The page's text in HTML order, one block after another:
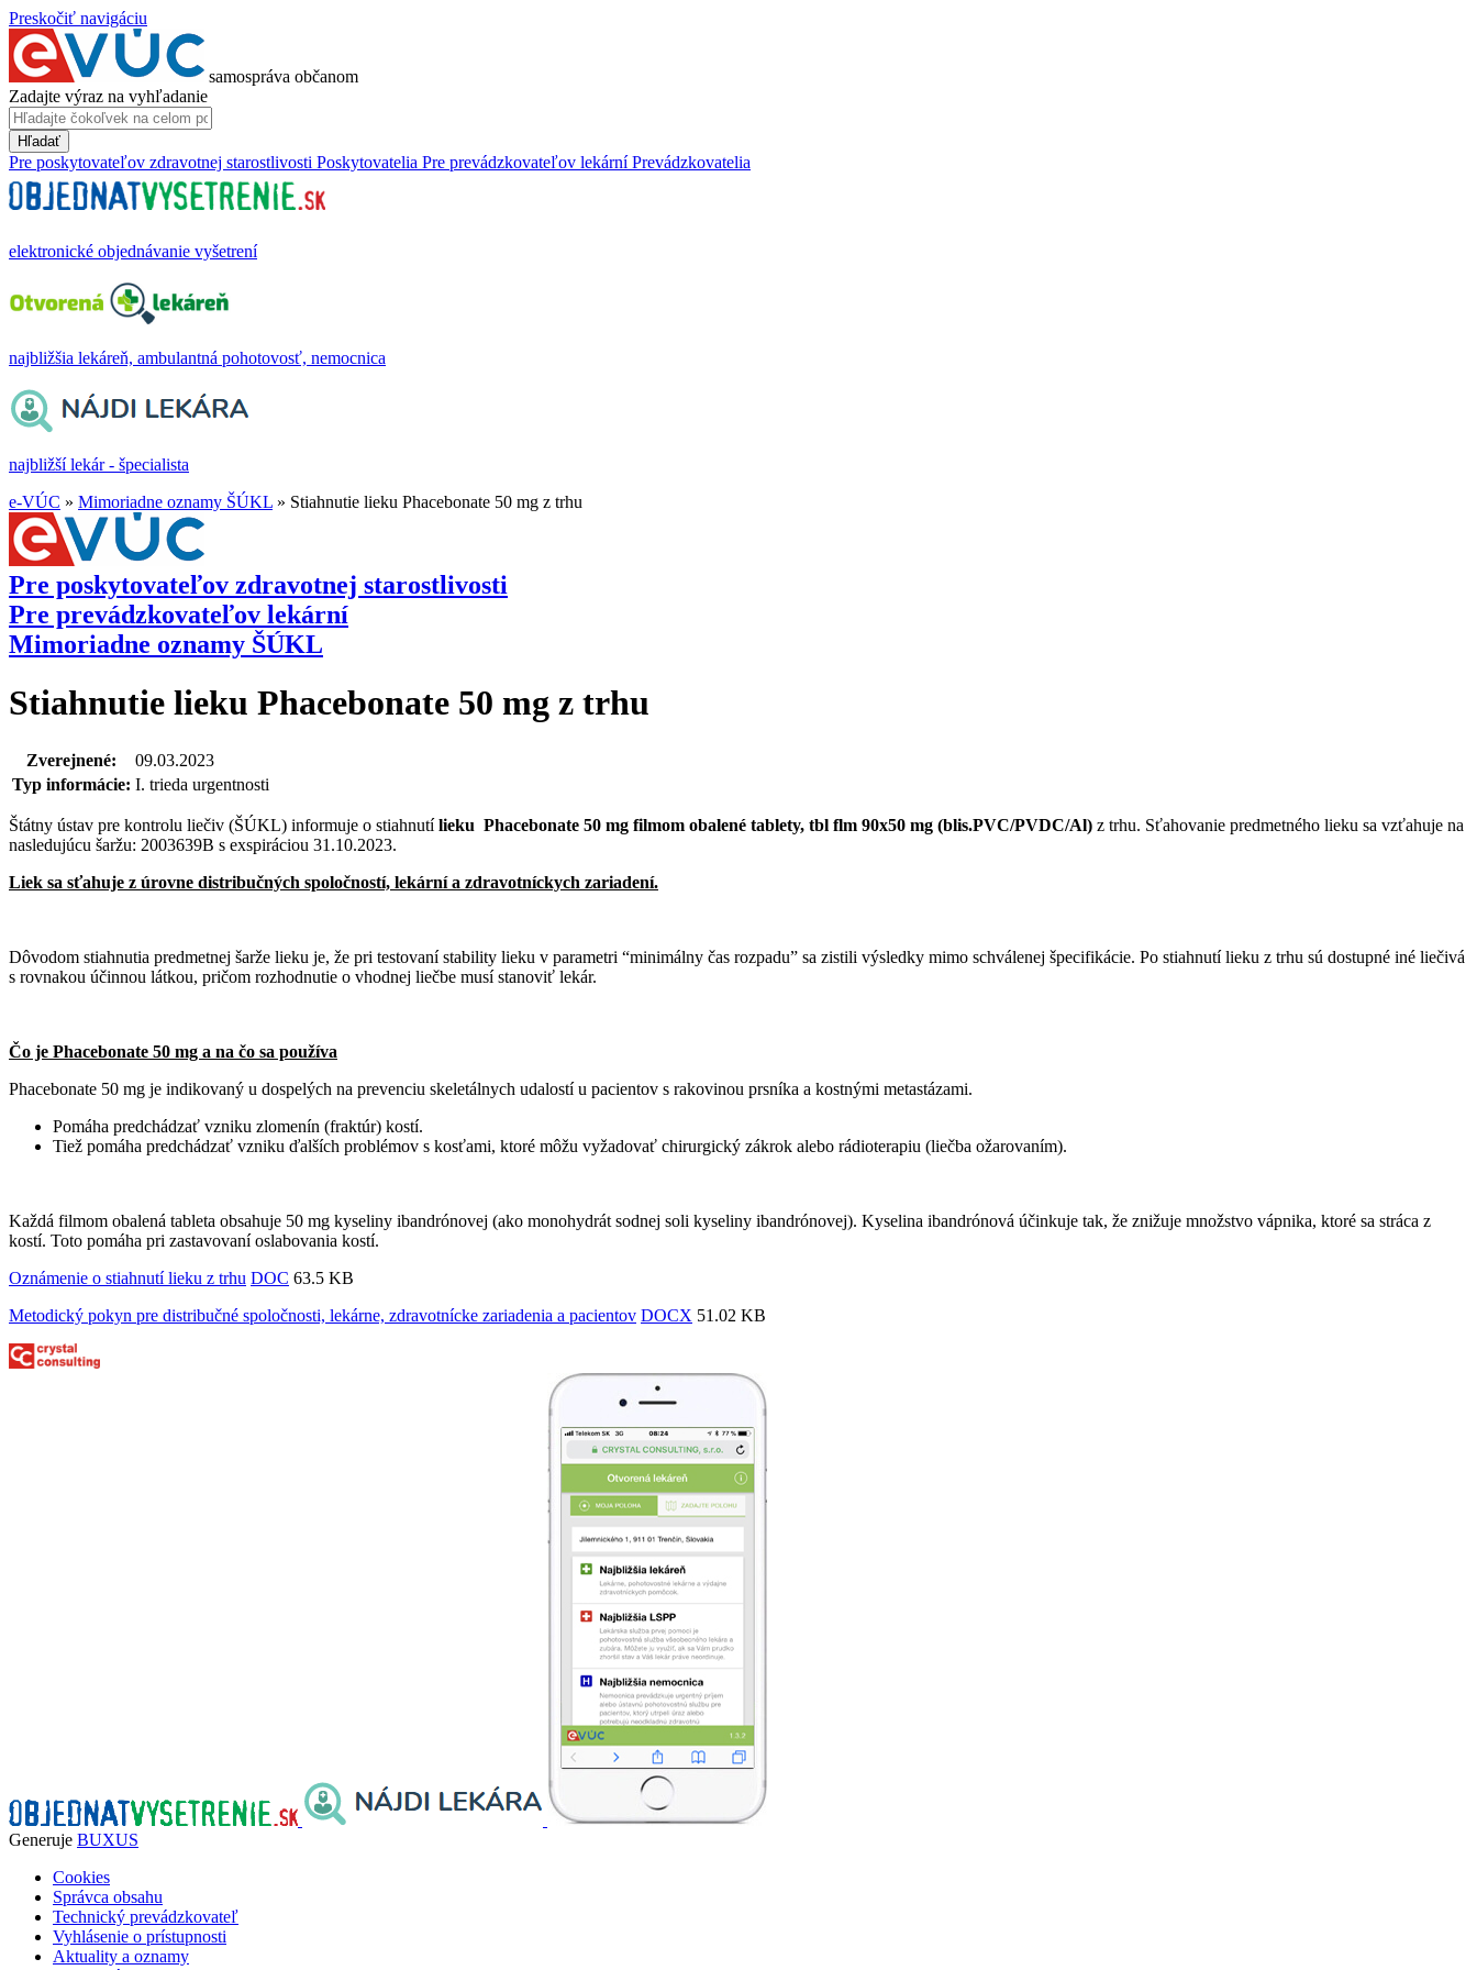
Preskočiť navigáciu
samospráva občanom
Zadajte výraz na vyhľadanie
Hľadať
Pre poskytovateľov zdravotnej starostlivosti Poskytovatelia Pre prevádzkovateľov lekární Prevádzkovatelia
elektronické objednávanie vyšetrení
najbližšia lekáreň, ambulantná pohotovosť, nemocnica
najbližší lekár - špecialista
e-VÚC » Mimoriadne oznamy ŠÚKL » Stiahnutie lieku Phacebonate 50 mg z trhu
Pre poskytovateľov zdravotnej starostlivosti
Pre prevádzkovateľov lekární
Mimoriadne oznamy ŠÚKL
Stiahnutie lieku Phacebonate 50 mg z trhu
Zverejnené:
09.03.2023
Typ informácie: I. trieda urgentnosti
Štátny ústav pre kontrolu liečiv (ŠÚKL) informuje o stiahnutílieku Phacebonate 50 mg filmom obalené tablety, tbl flm 90x50 mg (blis.PVC/PVDC/Al) z trhu. Sťahovanie predmetného lieku sa vzťahuje na
nasledujúcu šaržu: 2003639B s exspiráciou 31.10.2023.
Liek sa sťahuje z úrovne distribučných spoločností, lekární a zdravotníckych zariadení.
Dôvodom stiahnutia predmetnej šarže lieku je, že pri testovaní stability lieku v parametri “minimálny čas rozpadu” sa zistili výsledky mimo schválenej špecifikácie. Po stiahnutí lieku z trhu sú dostupné iné liečivá
s rovnakou účinnou látkou, pričom rozhodnutie o vhodnej liečbe musí stanoviť lekár.
Čo je Phacebonate 50 mg a na čo sa používa
Phacebonate 50 mg je indikovaný u dospelých na prevenciu skeletálnych udalostí u pacientov s rakovinou prsníka a kostnými metastázami.
Pomáha predchádzať vzniku zlomenín (fraktúr) kostí.
Tiež pomáha predchádzať vzniku ďalších problémov s kosťami, ktoré môžu vyžadovať chirurgický zákrok alebo rádioterapiu (liečba ožarovaním).
Každá filmom obalená tableta obsahuje 50 mg kyseliny ibandrónovej (ako monohydrát sodnej soli kyseliny ibandrónovej). Kyselina ibandrónová účinkuje tak, že znižuje množstvo vápnika, ktoré sa stráca z
kostí. Toto pomáha pri zastavovaní oslabovania kostí.
Oznámenie o stiahnutí lieku z trhu DOC 63.5 KB
Metodický pokyn pre distribučné spoločnosti, lekárne, zdravotnícke zariadenia a pacientov DOCX 51.02 KB
Generuje BUXUS
Cookies
Správca obsahu
Technický prevádzkovateľ
Vyhlásenie o prístupnosti
Aktuality a oznamy